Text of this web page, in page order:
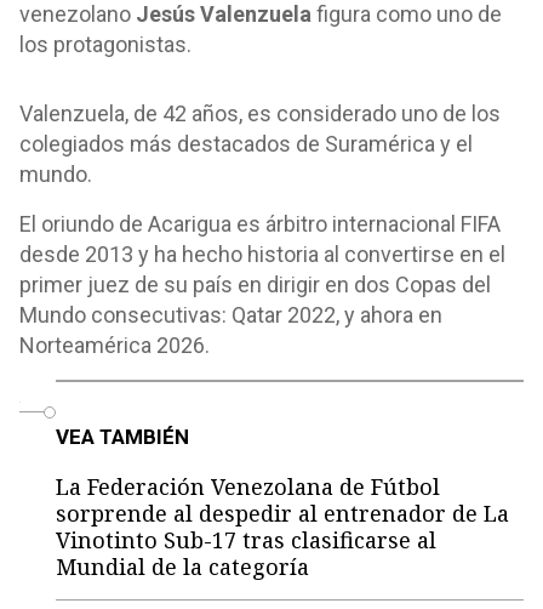
venezolano Jesús Valenzuela figura como uno de
los protagonistas.
Valenzuela, de 42 años, es considerado uno de los
colegiados más destacados de Suramérica y el
mundo.
El oriundo de Acarigua es árbitro internacional FIFA
desde 2013 y ha hecho historia al convertirse en el
primer juez de su país en dirigir en dos Copas del
Mundo consecutivas: Qatar 2022, y ahora en
Norteamérica 2026.
VEA TAMBIÉN
La Federación Venezolana de Fútbol
sorprende al despedir al entrenador de La
Vinotinto Sub-17 tras clasificarse al
Mundial de la categoría